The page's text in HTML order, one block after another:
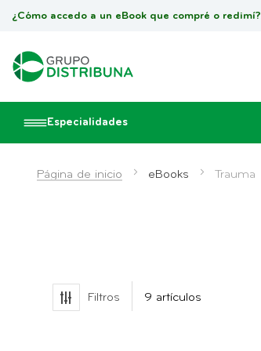
¿Cómo accedo a un eBook que compré o redimí?
Especialidades
Página de inicio eBooks Trauma
Filtros 9 artículos